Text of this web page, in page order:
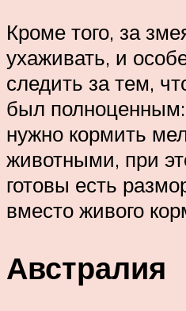
Кроме того, за
ухаживать, и
следить за тем,
был
нужно кормить
животными, при
готовы есть
вместо живого
Австралия